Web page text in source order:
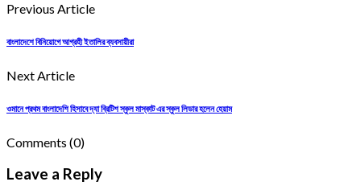
Previous Article
বাংলাদেশে বিনিয়োগে আগ্রহী ইতালির ব্যবসায়ীরা
Next Article
ওমানে প্রথম বাংলাদেশি হিসাবে দ্যা ব্রিটিশ স্কুল মাস্কাট এর স্কুল লিডার হলেন হেয়াম
Comments (0)
Leave a Reply